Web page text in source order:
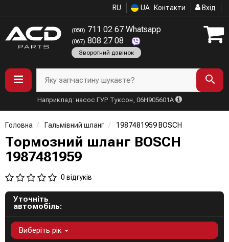
RU UA Контакти Вхід
(050) 711 02 67 Whatsapp
(067) 808 27 08
Зворотний дзвінок
Яку запчастину шукаєте?
Наприклад: насос ГУР Туксон, 06H905601A
Головна Гальмівний шланг 1987481959 BOSCH
Тормозний шланг BOSCH
1987481959
0 відгуків
Уточніть
автомобіль:
Виберіть рік